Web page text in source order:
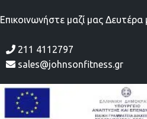
Επικοινωνήστε μαζί μας
211 4112797
sales@johnsonfitness.gr